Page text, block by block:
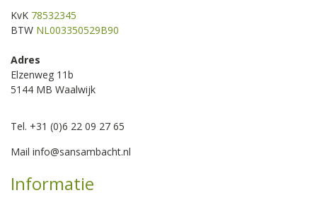
KvK 78532345
BTW NL003350529B90
Adres
Elzenweg 11b
5144 MB Waalwijk
Tel. +31 (0)6 22 09 27 65
Mail info@sansambacht.nl
Informatie